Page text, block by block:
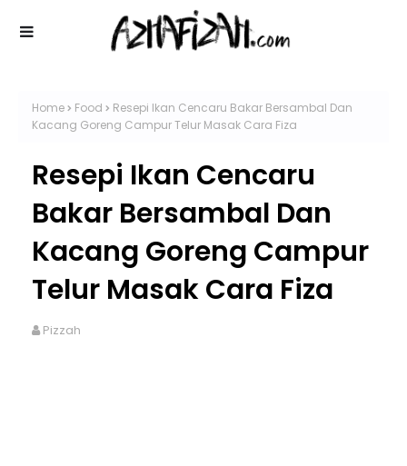
Home Food
Resepi Ikan Cencaru Bakar Bersambal Dan
Kacang Goreng Campur Telur Masak Cara Fiza
Resepi Ikan Cencaru
Bakar Bersambal Dan
Kacang Goreng Campur
Telur Masak Cara Fiza
Pizzah